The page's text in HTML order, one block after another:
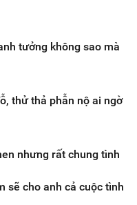
tưởng không sao mà
thử thả phẫn nộ ai ngờ
nhưng rất chung tình
sẽ cho anh cả cuộc tình